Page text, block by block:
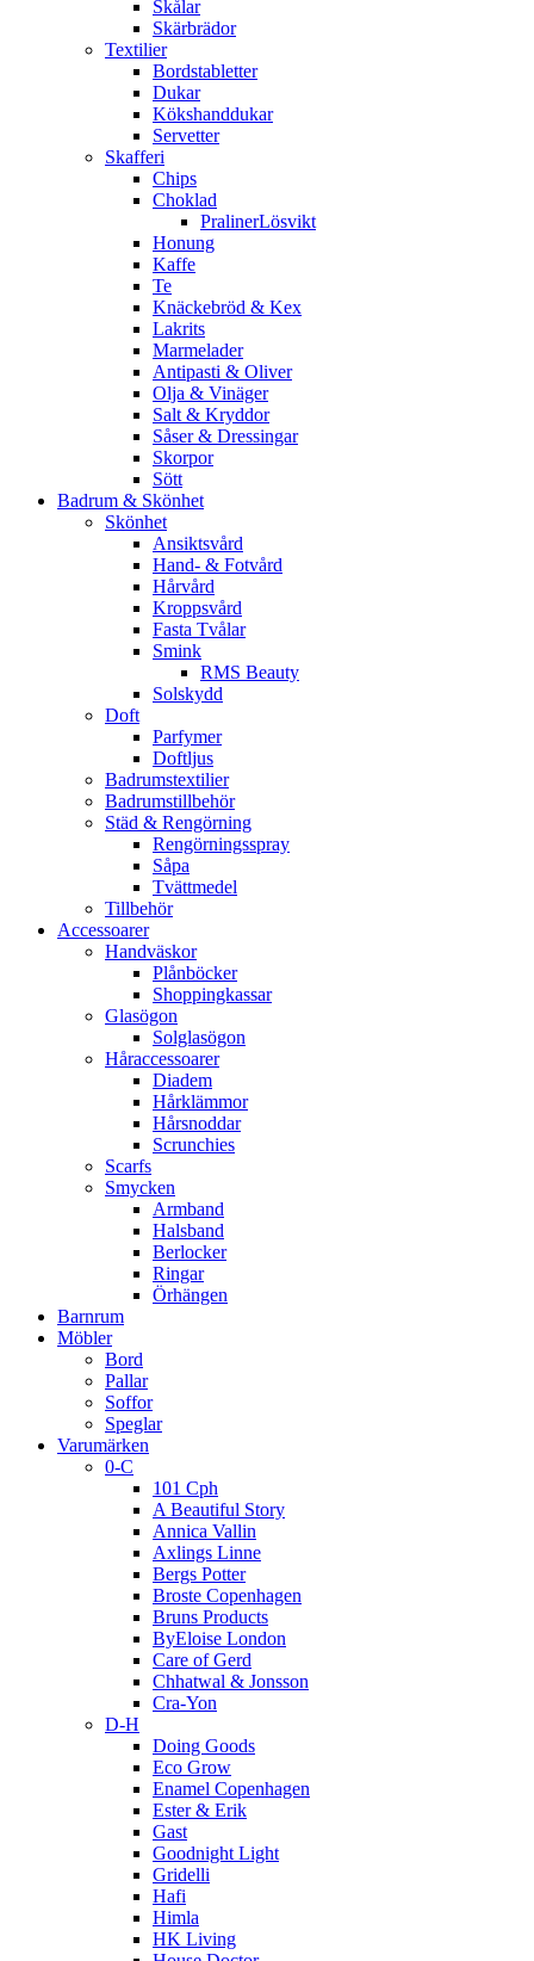
Skålar
Skärbrädor
Textilier
Bordstabletter
Dukar
Kökshanddukar
Servetter
Skafferi
Chips
Choklad
PralinerLösvikt
Honung
Kaffe
Te
Knäckebröd & Kex
Lakrits
Marmelader
Antipasti & Oliver
Olja & Vinäger
Salt & Kryddor
Såser & Dressingar
Skorpor
Sött
Badrum & Skönhet
Skönhet
Ansiktsvård
Hand- & Fotvård
Hårvård
Kroppsvård
Fasta Tvålar
Smink
RMS Beauty
Solskydd
Doft
Parfymer
Doftljus
Badrumstextilier
Badrumstillbehör
Städ & Rengörning
Rengörningsspray
Såpa
Tvättmedel
Tillbehör
Accessoarer
Handväskor
Plånböcker
Shoppingkassar
Glasögon
Solglasögon
Håraccessoarer
Diadem
Hårklämmor
Hårsnoddar
Scrunchies
Scarfs
Smycken
Armband
Halsband
Berlocker
Ringar
Örhängen
Barnrum
Möbler
Bord
Pallar
Soffor
Speglar
Varumärken
0-C
101 Cph
A Beautiful Story
Annica Vallin
Axlings Linne
Bergs Potter
Broste Copenhagen
Bruns Products
ByEloise London
Care of Gerd
Chhatwal & Jonsson
Cra-Yon
D-H
Doing Goods
Eco Grow
Enamel Copenhagen
Ester & Erik
Gast
Goodnight Light
Gridelli
Hafi
Himla
HK Living